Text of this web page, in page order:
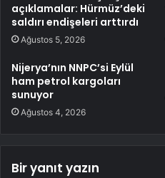
açıklamalar: Hürmüz’deki
saldırı endişeleri arttırdı
Ağustos 5, 2026
Nijerya’nın NNPC’si Eylül
ham petrol kargoları
sunuyor
Ağustos 4, 2026
Bir yanıt yazın